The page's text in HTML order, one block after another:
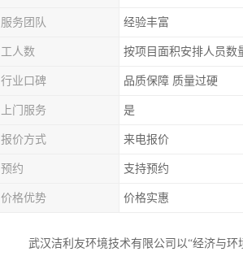
服务团队 经验丰富
工人数 按项目面积安排人员数
行业口碑 品质保障 质量过硬
上门服务 是
报价方式 来电报价
预约 支持预约
价格优势 价格实惠
武汉洁利友环境技术有限公司以“经济与